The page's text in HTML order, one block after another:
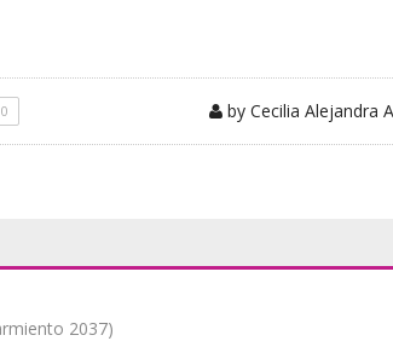
0 by Cecilia Alejandra
2037)